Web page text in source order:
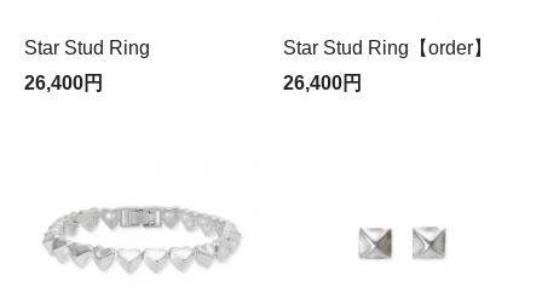
Star Stud Ring
26,400円
Star Stud Ring【order】
26,400円